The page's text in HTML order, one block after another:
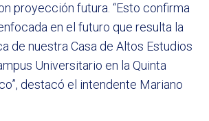
proyección futura. “Esto confirma
en el futuro que resulta la
de nuestra Casa de Altos Estudios
Universitario en la Quinta
destacó el intendente Mariano